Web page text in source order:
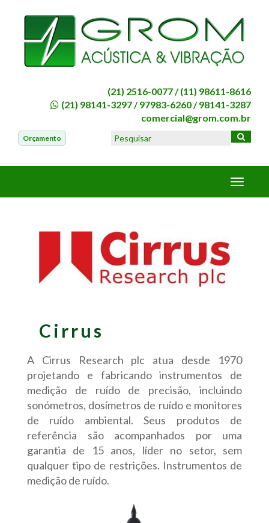
(21) 2516-0077 /(11) 98611-8616
(21) 98141-3297 /97983-6260 /98141-3287
comercial@grom.com.br
Orçamento
Cirrus
A Cirrus Research plc atua desde 1970
projetando e fabricando instrumentos de
medição de ruído de precisão, incluindo
sonómetros, dosímetros de ruído e monitores
de ruído ambiental. Seus produtos de
referência são acompanhados por uma
garantia de 15 anos, líder no setor, sem
qualquer tipo de restrições. Instrumentos de
medição de ruído.